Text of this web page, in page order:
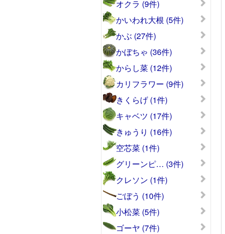
オクラ (9件)
かいわれ大根 (5件)
かぶ (27件)
かぼちゃ (36件)
からし菜 (12件)
カリフラワー (9件)
きくらげ (1件)
キャベツ (17件)
きゅうり (16件)
空芯菜 (1件)
グリーンピ… (3件)
クレソン (1件)
ごぼう (10件)
小松菜 (5件)
ゴーヤ (7件)